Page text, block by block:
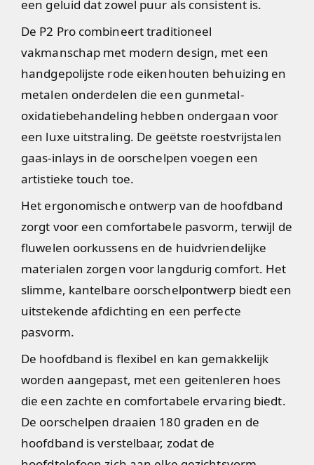
een geluid dat zowel puur als consistent is.
De P2 Pro combineert traditioneel
vakmanschap met modern design, met een
handgepolijste rode eikenhouten behuizing en
metalen onderdelen die een gunmetal-
oxidatiebehandeling hebben ondergaan voor
een luxe uitstraling. De geëtste roestvrijstalen
gaas-inlays in de oorschelpen voegen een
artistieke touch toe.
Het ergonomische ontwerp van de hoofdband
zorgt voor een comfortabele pasvorm, terwijl de
fluwelen oorkussens en de huidvriendelijke
materialen zorgen voor langdurig comfort. Het
slimme, kantelbare oorschelpontwerp biedt een
uitstekende afdichting en een perfecte
pasvorm.
De hoofdband is flexibel en kan gemakkelijk
worden aangepast, met een geitenleren hoes
die een zachte en comfortabele ervaring biedt.
De oorschelpen draaien 180 graden en de
hoofdband is verstelbaar, zodat de